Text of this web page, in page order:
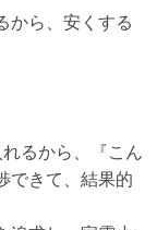
から、安くする
るから、『こん
できて、結果的